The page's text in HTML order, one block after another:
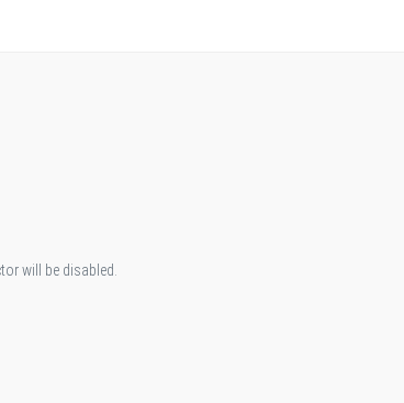
will be disabled.